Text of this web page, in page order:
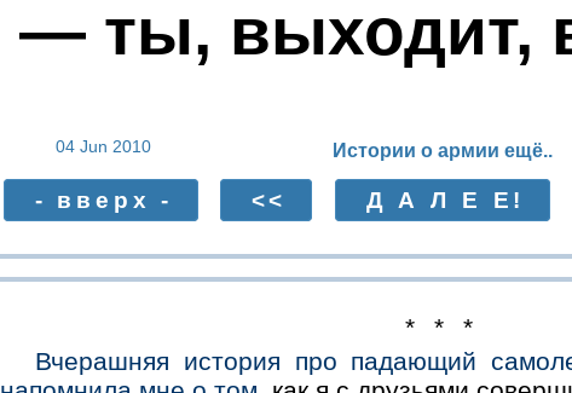
— ты, выходит,
04 Jun 2010 Истории о армии ещё..
- вверх - << Д А Л Е Е!
* * *
Вчерашняя история про падающий